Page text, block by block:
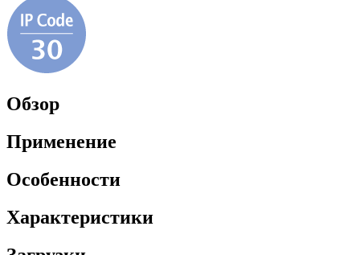
Обзор
Применение
Особенности
Характеристики